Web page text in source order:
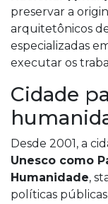
preservar a
arquitetônicos
especializadas
executar os
Cidade
Desde 2001, a
Unesco como
Humanidade,
políticas